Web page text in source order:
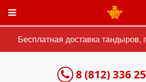
Бесплатная доставка
8 (812) 336